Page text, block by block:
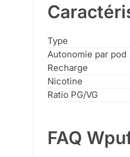
Type
Autonomie par pod
Recharge
Nicotine
Ratio PG/VG
FAQ